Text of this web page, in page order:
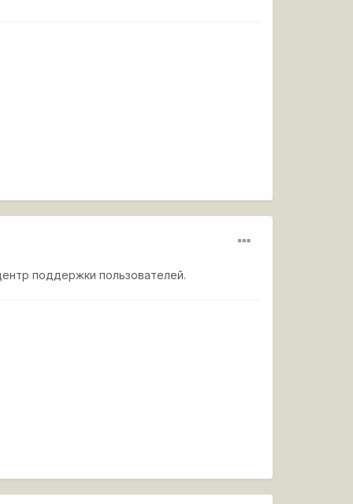
поддержки пользователей.